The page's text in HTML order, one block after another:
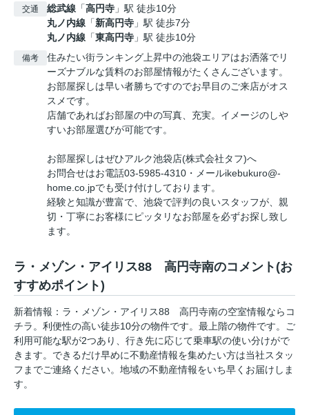
交通 総武線 「高円寺 」駅 徒歩10分
丸ノ内線 「新高円寺 」駅 徒歩7分
丸ノ内線 「東高円寺 」駅 徒歩10分
備考
住みたい街ランキング上昇中の池袋エリアはお洒落でリ
ーズナブルな賃料のお部屋情報がたくさんございます。
お部屋探しは早い者勝ちですのでお早目のご来店がオス
スメです。
店舗であればお部屋の中の写真、充実。イメージのしや
すいお部屋選びが可能です。
お部屋探しはぜひアルク池袋店(株式会社タフ)へ
お問合せはお電話03-5985-4310・メールikebukuro@-
home.co.jpでも受け付けしております。
経験と知識が豊富で、池袋で評判の良いスタッフが、親
切・丁寧にお客様にピッタリなお部屋を必ずお探し致し
ます。
ラ・メゾン・アイリス88 高円寺南のコメント(お
すすめポイント)
新着情報：ラ・メゾン・アイリス88 高円寺南の空室情報ならコ
チラ。利便性の高い徒歩10分の物件です。最上階の物件です。ご
利用可能な駅が2つあり、行き先に応じて乗車駅の使い分けがで
きます。できるだけ早めに不動産情報を集めたい方は当社スタッ
フまでご連絡ください。地域の不動産情報をいち早くお届けしま
す。